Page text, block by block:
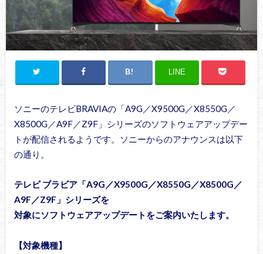
LINE
ソニーのテレビBRAVIAの「A9G／X9500G／X8550G／
X8500G／A9F／Z9F」シリーズのソフトウェアアップデー
トが配信されるようです。ソニーからのアナウンスは以下
の通り。
テレビ ブラビア「A9G／X9500G／X8550G／X8500G／
A9F／Z9F」シリーズを
対象にソフトウェアアップデートをご案内いたします。
【対象機種】